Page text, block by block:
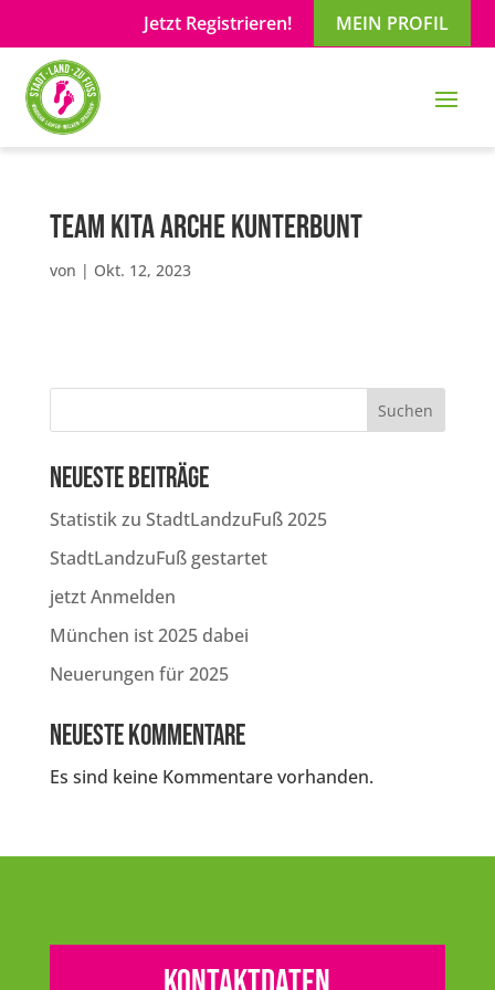
Jetzt Registrieren! MEIN PROFIL
Team Kita Arche Kunterbunt
von | Okt. 12, 2023
Suchen
Neueste Beiträge
Statistik zu StadtLandzuFuß 2025
StadtLandzuFuß gestartet
jetzt Anmelden
München ist 2025 dabei
Neuerungen für 2025
Neueste Kommentare
Es sind keine Kommentare vorhanden.